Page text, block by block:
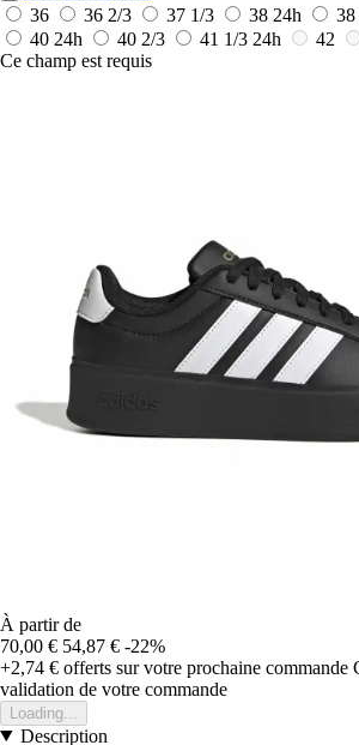
36
36 2/3 37 1/3 38 24h 38
40 24h 40 2/3 41 1/3 24h 42
Ce champ est requis
À partir de
70,00 € 54,87 € -22%
+2,74 € offerts sur votre prochaine commande
validation de votre commande
Loading...
Description